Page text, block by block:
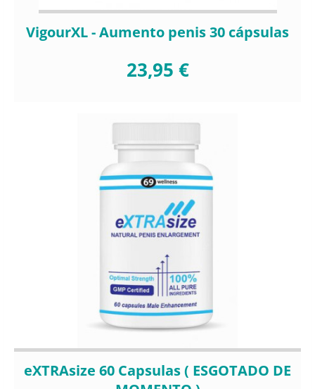
VigourXL - Aumento penis 30 cápsulas
23,95 €
eXTRAsize 60 Capsulas ( ESGOTADO DE